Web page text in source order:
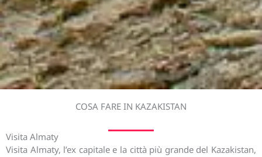
COSA FARE IN KAZAKISTAN
Visita Almaty
Visita Almaty, l’ex capitale e la città più grande del Kazakistan,